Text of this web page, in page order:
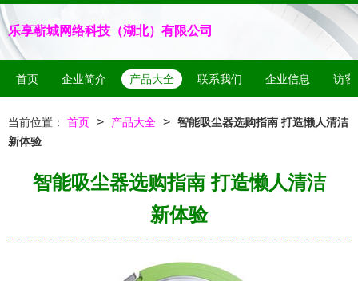
乐享蕲城网络科技（湖北）有限公司
首页 企业简介 产品大全 联系我们 企业信息 访客
当前位置： 首页 > 产品大全 > 智能吸尘器选购指南 打造懒人清洁
新体验
智能吸尘器选购指南 打造懒人清洁
新体验